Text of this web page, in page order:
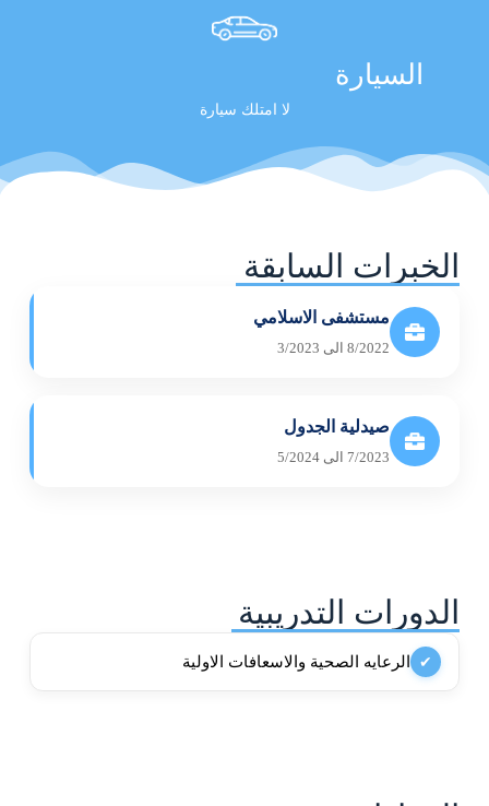
السيارة
لا امتلك سيارة
الخبرات السابقة
مستشفى الاسلامي
8/2022 الى 3/2023
صيدلية الجدول
7/2023 الى 5/2024
الدورات التدريبية
✔ الرعايه الصحية والاسعافات الاولية